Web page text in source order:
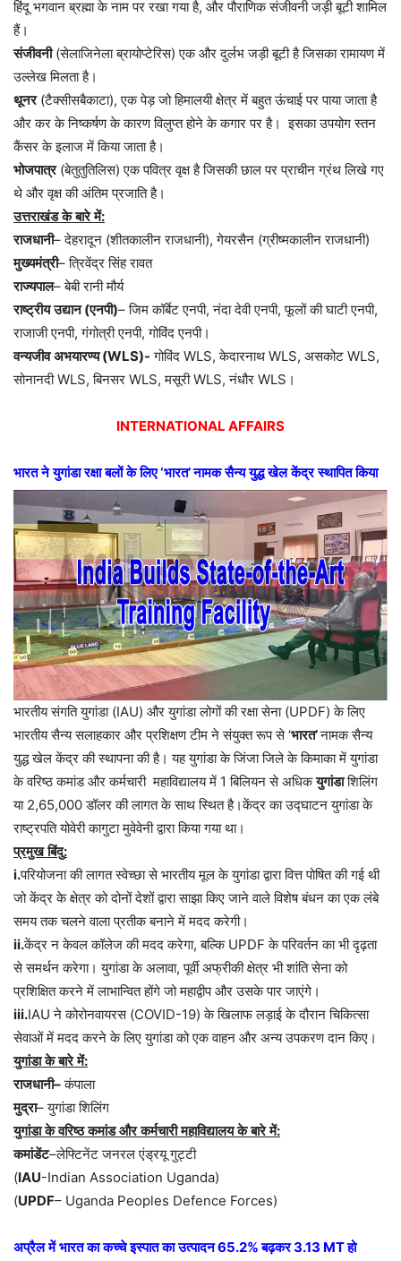
हिंदू भगवान ब्रह्मा के नाम पर रखा गया है, और पौराणिक संजीवनी जड़ी बूटी शामिल
हैं।
संजीवनी (सेलाजिनेला ब्रायोप्टेरिस)एक और दुर्लभ जड़ी बूटी है जिसका रामायण में
उल्लेख मिलता है।
थूनर(टैक्सीसबैकाटा),एक पेड़ जो हिमालयी क्षेत्र में बहुत ऊंचाई पर पाया जाता है
और कर के निष्कर्षण के कारण विलुप्त होने के कगार पर है। इसका उपयोग स्तन
कैंसर के इलाज में किया जाता है।
भोजपात्र (बेतुतुतिलिस)एक पवित्र वृक्ष है जिसकी छाल पर प्राचीन ग्रंथ लिखे गए
थे और वृक्ष की अंतिम प्रजाति है।
उत्तराखंड के बारे में:
राजधानी–देहरादून (शीतकालीन राजधानी),गेयरसैन (ग्रीष्मकालीन राजधानी)
मुख्यमंत्री–त्रिवेंद्र सिंह रावत
राज्यपाल–बेबी रानी मौर्य
राष्ट्रीय उद्यान(एनपी)–जिम कॉर्बेट एनपी,नंदा देवी एनपी,फूलों की घाटी एनपी,
राजाजी एनपी,गंगोत्री एनपी,गोविंद एनपी।
वन्यजीव अभयारण्य(WLS)- गोविंद WLS,केदारनाथ WLS, असकोट WLS,
सोनानदीWLS,बिनसर WLS,मसूरीWLS,नंधौर WLS ।
INTERNATIONAL AFFAIRS
भारत ने युगांडा रक्षा बलों के लिए‘भारत’नामक सैन्य युद्ध खेल केंद्र स्थापित किया
भारतीय संगति युगांडा (IAU) और युगांडा लोगों की रक्षा सेना (UPDF) के लिए
भारतीय सैन्य सलाहकार और प्रशिक्षण टीम ने संयुक्त रूप से ‘भारत’नामक सैन्य
युद्ध खेल केंद्र की स्थापना की है। यह युगांडा के जिंजा जिले के किमाका में युगांडा
के वरिष्ठ कमांड और कर्मचारी महाविद्यालय में 1 बिलियन से अधिकयुगांडाशिलिंग
या 2,65,000 डॉलर की लागत के साथ स्थित है।केंद्र का उद्घाटन युगांडा के
राष्ट्रपति योवेरी कागुटा मुवेवेनी द्वारा किया गया था।
प्रमुख बिंदु:
i.परियोजना की लागत स्वेच्छा से भारतीय मूल के युगांडा द्वारा वित्त पोषित की गई थी
जो केंद्र के क्षेत्र को दोनों देशों द्वारा साझा किए जाने वाले विशेष बंधन का एक लंबे
समय तक चलने वाला प्रतीक बनाने में मदद करेगी।
ii.केंद्र न केवल कॉलेज की मदद करेगा,बल्किUPDFके परिवर्तन का भी दृढ़ता
से समर्थन करेगा। युगांडा के अलावा,पूर्वी अफ्रीकी क्षेत्र भी शांति सेना को
प्रशिक्षित करने में लाभान्वित होंगे जो महाद्वीप और उसके पार जाएंगे।
iii.IAUने कोरोनवायरस(COVID-19)के खिलाफ लड़ाई के दौरान चिकित्सा
सेवाओं में मदद करने के लिए युगांडा को एक वाहन और अन्य उपकरण दान किए।
युगांडा के बारे में:
राजधानी– कंपाला
मुद्रा–युगांडा शिलिंग
युगांडा के वरिष्ठ कमांड और कर्मचारी महाविद्यालय के बारे में:
कमांडेंट–लेफ्टिनेंट जनरल एंड्रयू गुट्टी
(IAU-Indian Association Uganda)
(UPDF– Uganda Peoples Defence Forces)
अप्रैल में भारत का कच्चे इस्पात का उत्पादन65.2%बढ़कर3.13 MTहो